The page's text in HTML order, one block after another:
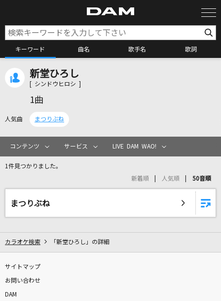
キーワード 曲名 歌手名 歌詞
カラオケリクエスト
Little Glee Monster
続・くだらない唄
新堂ひろし
[ シンドウヒロシ ]
1曲
人気曲 まつりぶね
コンテンツ サービス LIVE DAM WAO!
1件見つかりました。
新着順 人気順 50音順
まつりぶね
カラオケ検索 「新堂ひろし」の詳細
サイトマップ
お問い合わせ
DAM